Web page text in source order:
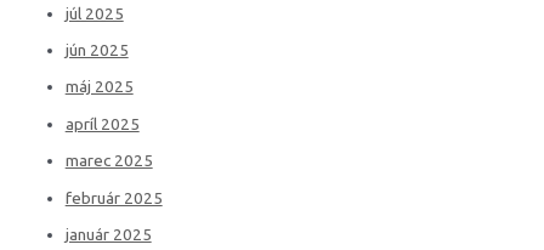
júl 2025
jún 2025
máj 2025
apríl 2025
marec 2025
február 2025
január 2025